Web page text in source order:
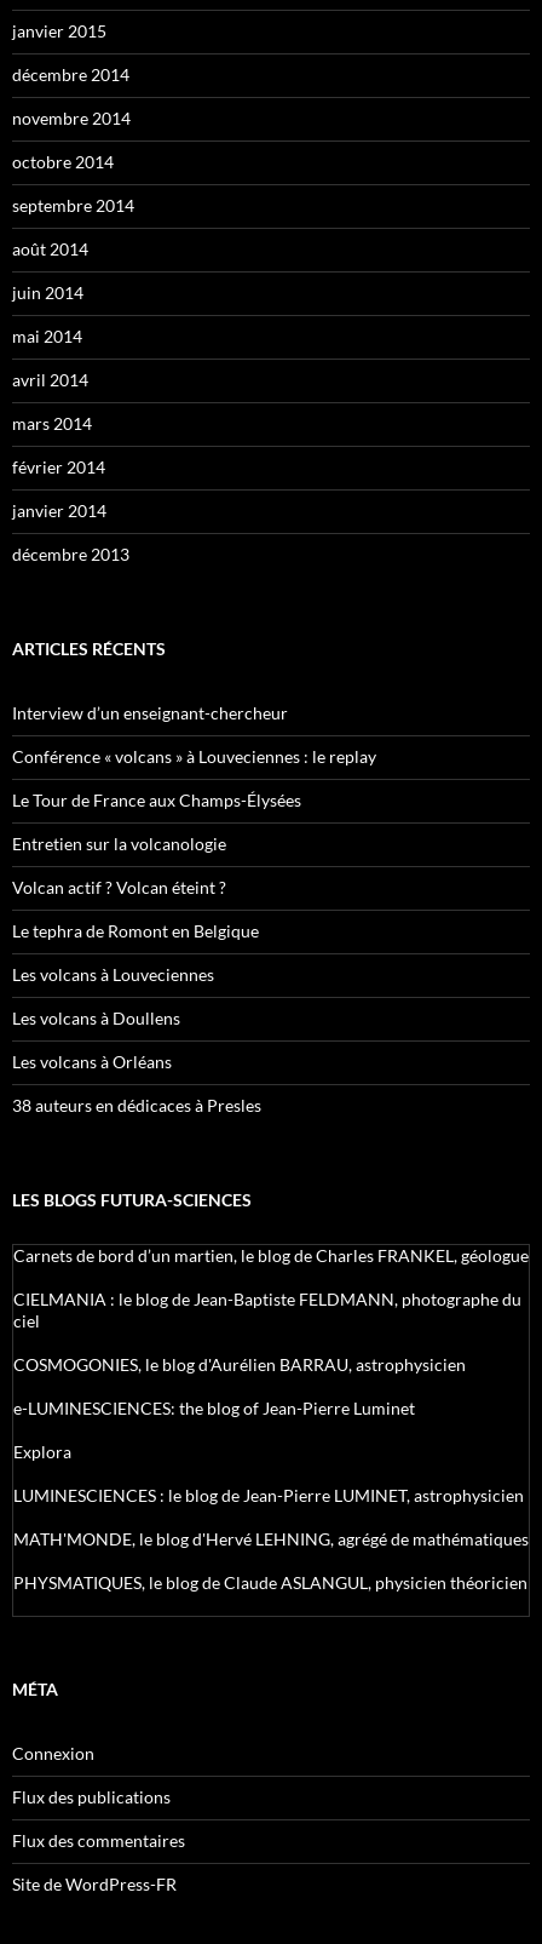
janvier 2015
décembre 2014
novembre 2014
octobre 2014
septembre 2014
août 2014
juin 2014
mai 2014
avril 2014
mars 2014
février 2014
janvier 2014
décembre 2013
ARTICLES RÉCENTS
Interview d’un enseignant-chercheur
Conférence « volcans » à Louveciennes : le replay
Le Tour de France aux Champs-Élysées
Entretien sur la volcanologie
Volcan actif ? Volcan éteint ?
Le tephra de Romont en Belgique
Les volcans à Louveciennes
Les volcans à Doullens
Les volcans à Orléans
38 auteurs en dédicaces à Presles
LES BLOGS FUTURA-SCIENCES
Carnets de bord d’un martien, le blog de Charles FRANKEL, géologue
CIELMANIA : le blog de Jean-Baptiste FELDMANN, photographe du
ciel
COSMOGONIES, le blog d'Aurélien BARRAU, astrophysicien
e-LUMINESCIENCES: the blog of Jean-Pierre Luminet
Explora
LUMINESCIENCES : le blog de Jean-Pierre LUMINET, astrophysicien
MATH'MONDE, le blog d'Hervé LEHNING, agrégé de mathématiques
PHYSMATIQUES, le blog de Claude ASLANGUL, physicien théoricien
MÉTA
Connexion
Flux des publications
Flux des commentaires
Site de WordPress-FR